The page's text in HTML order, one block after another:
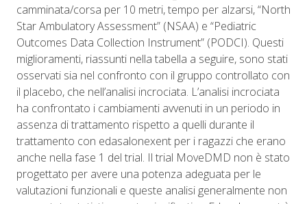
camminata/corsa per 10 metri, tempo per alzarsi, “North
Star Ambulatory Assessment” (NSAA) e “Pediatric
Outcomes Data Collection Instrument” (PODCI). Questi
miglioramenti, riassunti nella tabella a seguire, sono stati
osservati sia nel confronto con il gruppo controllato con
il placebo, che nell’analisi incrociata. L’analisi incrociata
ha confrontato i cambiamenti avvenuti in un periodo in
assenza di trattamento rispetto a quelli durante il
trattamento con edasalonexent per i ragazzi che erano
anche nella fase 1 del trial. Il trial MoveDMD non è stato
progettato per avere una potenza adeguata per le
valutazioni funzionali e queste analisi generalmente non